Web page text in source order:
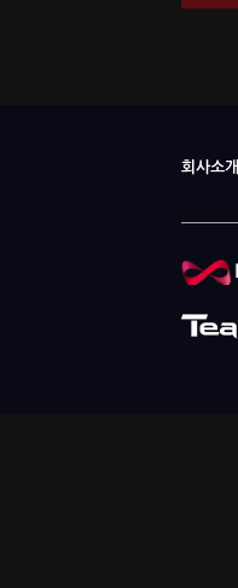
회사소개